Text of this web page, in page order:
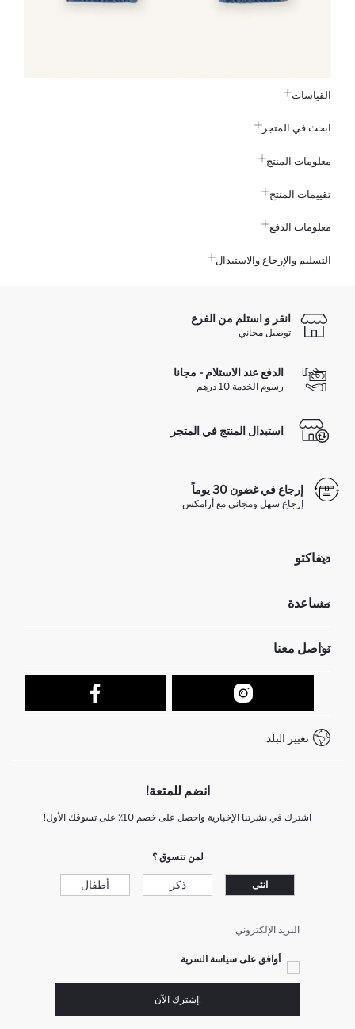
القياسات
ابحث في المتجر
معلومات المنتج
تقييمات المنتج
معلومات الدفع
التسليم والإرجاع والاستبدال
انقر و استلم من الفرع
توصيل مجاني
الدفع عند الاستلام - مجانا
رسوم الخدمة 10 درهم
استبدال المنتج في المتجر
إرجاع في غضون 30 يوماً
إرجاع سهل ومجاني مع أرامكس
ديفاكتو
تعرف علينا
مساعدة
عمليات الارجاع و الاستبدال السهلة
تتبع الشحنة
كيف يمكنك التسوق في ديفاكتو ؟
كيف تدفع في ديفاكتو؟
تواصل معنا
نموذج الاتصال
+212 525 076 633 خدمة العملاءتغيير البلد
انضم للمتعة!
اشترك في نشرتنا الإخبارية واحصل على خصم 10٪ على تسوقك الأول!
لمن تتسوق ؟
انثى ذكر أطفال
البريد الإلكتروني
أوافق على سياسة السرية
!إشترك الآن